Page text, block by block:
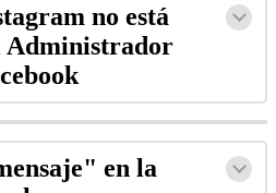
no está
Administrador
en la